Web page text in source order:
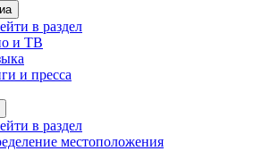
в раздел
и ТВ
и пресса
в раздел
местоположения